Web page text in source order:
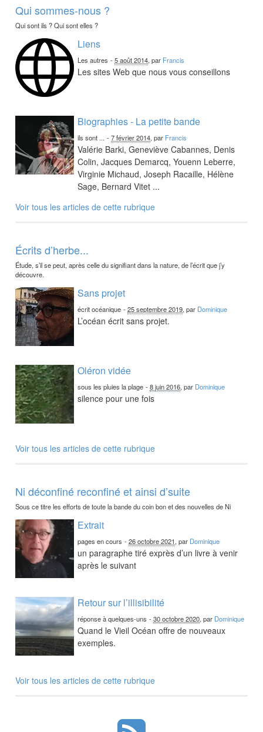
Qui sommes-nous ?
Qui sont ils ? Qui sont elles ?
Liens
Les autres -5 août 2014, par Francis
Les sites Web que nous vous conseillons
Biographies - La petite bande
ils sont ... -7 février 2014, par Francis
Valérie Barki, Geneviève Cabannes, Denis
Colin, Jacques Demarcq, Youenn Leberre,
Virginie Michaud, Joseph Racaille, Hélène
Sage, Bernard Vitet ...
Voir tous les articles de cette rubrique
Écrits d’herbe...
Étude, s’il se peut, après celle du signifiant dans la nature, de l’écrit que j’y
découvre.
Sans projet
écrit océanique -25 septembre 2019, par Dominique
L’océan écrit sans projet.
Oléron vidée
sous les pluies la plage -8 juin 2016, par Dominique
silence pour une fois
Voir tous les articles de cette rubrique
Ni déconfiné reconfiné et ainsi d’suite
Sous ce titre les efforts de toute la bande du coin bon et des nouvelles de Ni
Extrait
pages en cours -26 octobre 2021, par Dominique
un paragraphe tiré exprès d’un livre à venir
après le suivant
Retour sur l’illisibilité
réponse à quelques-uns -30 octobre 2020, par Dominique
Quand le Vieil Océan offre de nouveaux
exemples.
Voir tous les articles de cette rubrique